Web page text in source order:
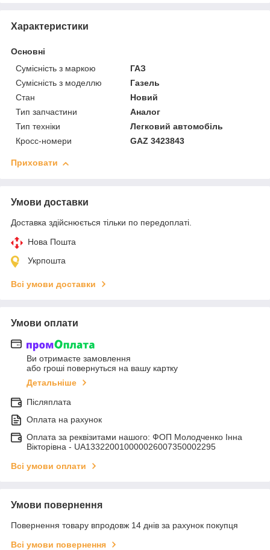
Характеристики
Основні
Сумісність з маркою
ГАЗ
Сумісність з моделлю
Газель
Стан
Новий
Тип запчастини
Аналог
Тип техніки
Легковий автомобіль
Кросс-номери
GAZ 3423843
Приховати
Умови доставки
Доставка здійснюється тільки по передоплаті.
Нова Пошта
Укрпошта
Всі умови доставки
Умови оплати
Ви отримаєте замовлення
або гроші повернуться на вашу картку
Детальніше
Післяплата
Оплата на рахунок
Оплата за реквізитами нашого: ФОП Молодченко Інна
Вікторівна - UA133220010000026007350002295
Всі умови оплати
Умови повернення
Повернення товару впродовж 14 днів за рахунок покупця
Всі умови повернення